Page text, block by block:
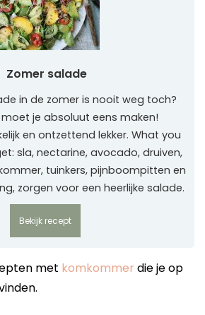
Zomer salade
in de zomer is nooit weg toch?
je absoluut eens maken!
en ontzettend lekker. What you
sla, nectarine, avocado, druiven,
tuinkers, pijnboompitten en
zorgen voor een heerlijke salade.
Bekijk recept
met komkommer die je op